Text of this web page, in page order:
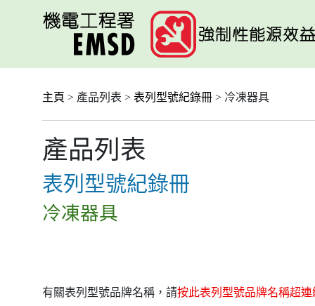
主頁 > 產品列表 > 表列型號紀錄冊 > 冷凍器具
產品列表
表列型號紀錄冊
冷凍器具
有關表列型號品牌名稱，請按此表列型號品牌名稱超連